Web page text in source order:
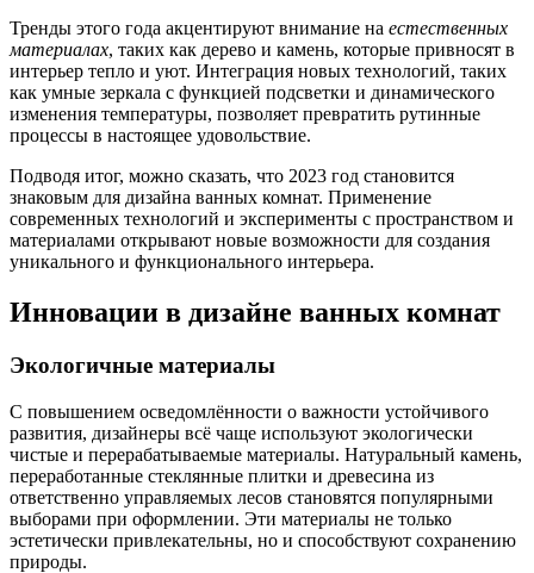
Тренды этого года акцентируют внимание на естественных
материалах, таких как дерево и камень, которые привносят в
интерьер тепло и уют. Интеграция новых технологий, таких
как умные зеркала с функцией подсветки и динамического
изменения температуры, позволяет превратить рутинные
процессы в настоящее удовольствие.
Подводя итог, можно сказать, что 2023 год становится
знаковым для дизайна ванных комнат. Применение
современных технологий и эксперименты с пространством и
материалами открывают новые возможности для создания
уникального и функционального интерьера.
Инновации в дизайне ванных комнат
Экологичные материалы
С повышением осведомлённости о важности устойчивого
развития, дизайнеры всё чаще используют экологически
чистые и перерабатываемые материалы. Натуральный камень,
переработанные стеклянные плитки и древесина из
ответственно управляемых лесов становятся популярными
выборами при оформлении. Эти материалы не только
эстетически привлекательны, но и способствуют сохранению
природы.